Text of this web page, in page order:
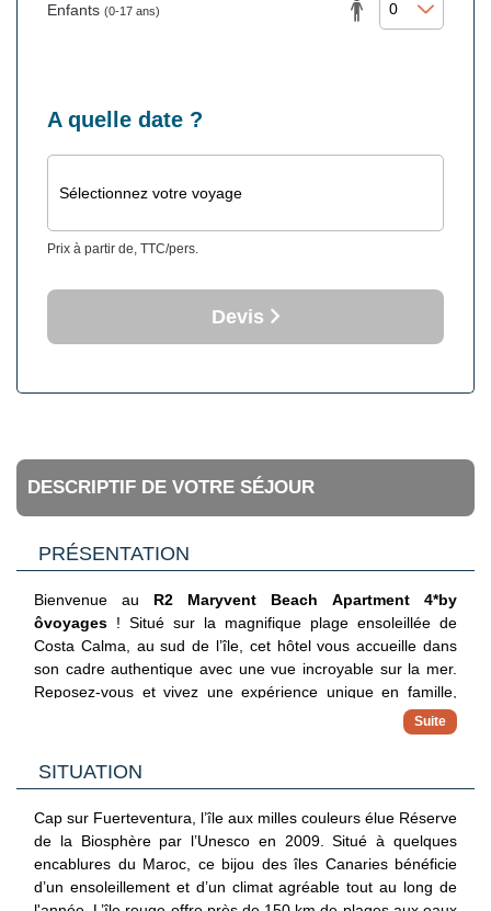
Enfants (0-17 ans)
A quelle date ?
Sélectionnez votre voyage
Prix à partir de, TTC/pers.
Devis
DESCRIPTIF DE VOTRE SÉJOUR
PRÉSENTATION
Bienvenue au R2 Maryvent Beach Apartment 4*by
ôvoyages ! Situé sur la magnifique plage ensoleillée de
Costa Calma, au sud de l’île, cet hôtel vous accueille dans
son cadre authentique avec une vue incroyable sur la mer.
Reposez-vous et vivez une expérience unique en famille,
entre amis, ou en couple dans votre appartement neuf et
entièrement équipé avec sa cuisine. Sa proximité appréciée
vous avez besoin pour des vacances relaxantes ou actives.
SITUATION
Cap sur Fuerteventura, l’île aux milles couleurs élue Réserve
de la Biosphère par l’Unesco en 2009. Situé à quelques
encablures du Maroc, ce bijou des îles Canaries bénéficie
d’un ensoleillement et d’un climat agréable tout au long de